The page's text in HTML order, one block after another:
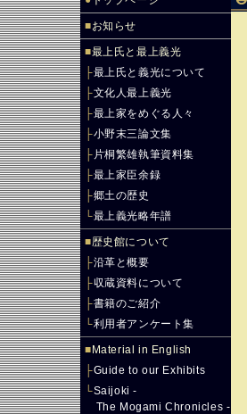
■お知らせ
■最上氏と最上義光
├最上氏と義光について
├文化人最上義光
├最上家をめぐる人々
├小野末三論文集
├ 片桐繁雄執筆資料集
├最上家臣余録
├郷土の歴史
└最上義光略年譜
■歴史館について
├沿革と概要
├収蔵資料について
├書籍のご紹介
└利用者アンケート集
■ Material in English
├Guide to our Exhibits
└Saijoki -
The Mogami Chronicles -